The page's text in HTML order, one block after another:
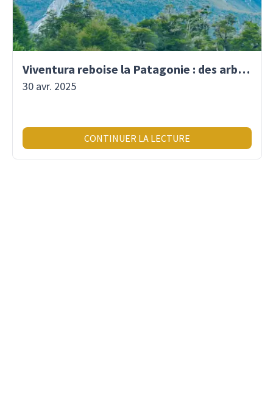
Viventura reboise la Patagonie : des arbres plantés pour demain !
30 avr. 2025
CONTINUER LA LECTURE